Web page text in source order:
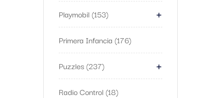
Playmobil 153 +
Primera Infancia 176
Puzzles 237 +
Radio Control 18